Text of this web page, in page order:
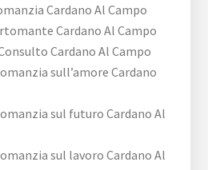
Cardano Al Campo
Cardano Al Campo
Cardano Al Campo
sull’amore Cardano
sul futuro Cardano Al
sul lavoro Cardano Al